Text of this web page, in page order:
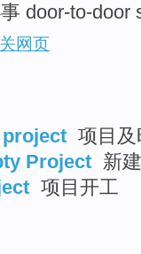
door-to-door
网页
项目
Project 新
项目开工